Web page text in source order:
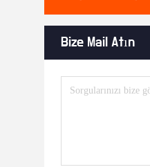
Bize Mail Atın